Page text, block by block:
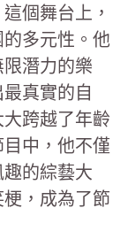
個舞台上，
多元性。他
潛力的樂
真實的自
跨越了年齡
中，他不僅
的綜藝大
，成為了節